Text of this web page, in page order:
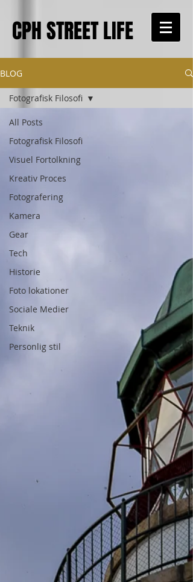
CPH STREET LIFE
BLOG
All Posts
Fotografisk Filosofi
Visuel Fortolkning
Kreativ Proces
Fotografering
Kamera
Gear
Tech
Historie
Foto lokationer
Sociale Medier
Teknik
Personlig stil
Fotografisk Filosofi